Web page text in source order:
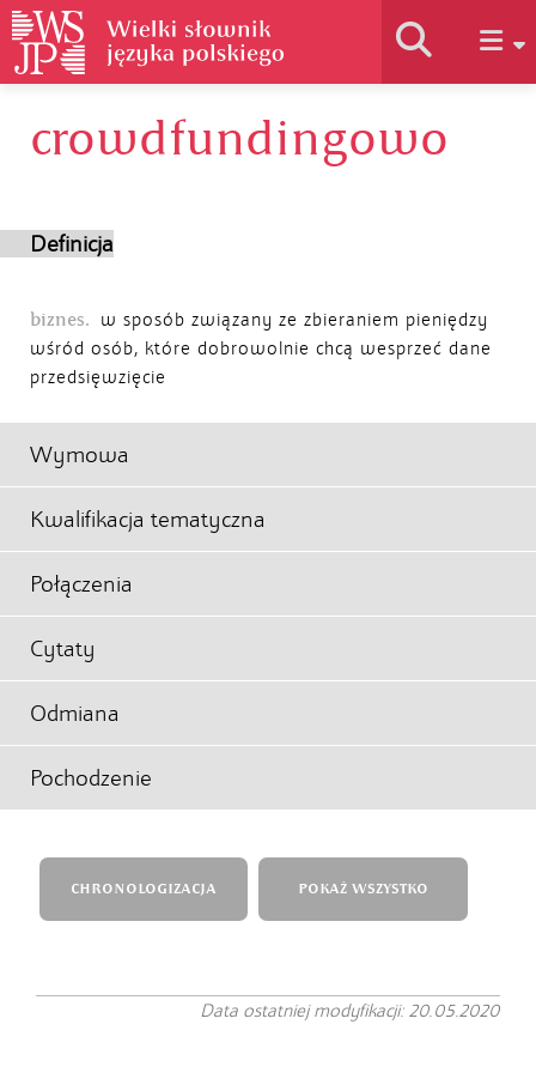
Historia słownika
crowdfundingowo
Definicja
biznes.
w sposób związany ze zbieraniem pieniędzy
wśród osób, które dobrowolnie chcą wesprzeć dane
przedsięwzięcie
Wymowa
Kwalifikacja tematyczna
Połączenia
Cytaty
Odmiana
Pochodzenie
CHRONOLOGIZACJA POKAŻ WSZYSTKO
Data ostatniej modyfikacji: 20.05.2020